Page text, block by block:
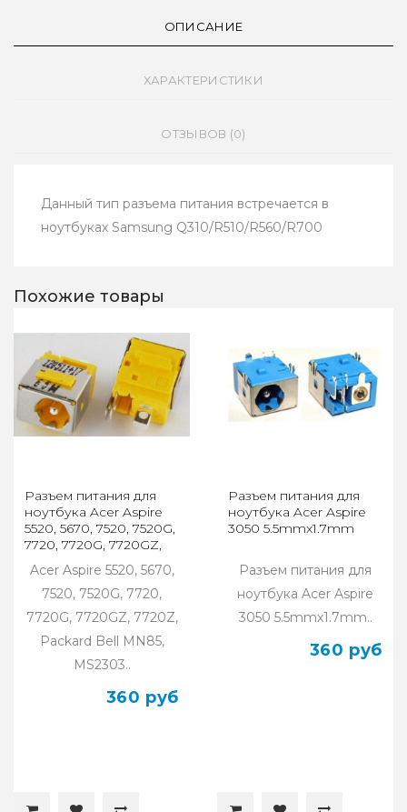
ОПИСАНИЕ
ХАРАКТЕРИСТИКИ
ОТЗЫВОВ (0)
Данный тип разъема питания встречается в
ноутбуках Samsung Q310/R510/R560/R700
Похожие товары
Разъем питания для
ноутбука Acer Aspire
5520, 5670, 7520, 7520G,
7720, 7720G, 7720GZ,
5.5mmx1.7mm
Acer Aspire 5520, 5670,
7520, 7520G, 7720,
7720G, 7720GZ, 7720Z,
Packard Bell MN85,
MS2303..
360 руб
Разъем питания для
ноутбука Acer Aspire
3050 5.5mmx1.7mm
Разъем питания для
ноутбука Acer Aspire
3050 5.5mmx1.7mm..
360 руб